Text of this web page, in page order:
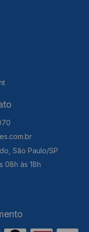
São Paulo/SP
08h às 18h